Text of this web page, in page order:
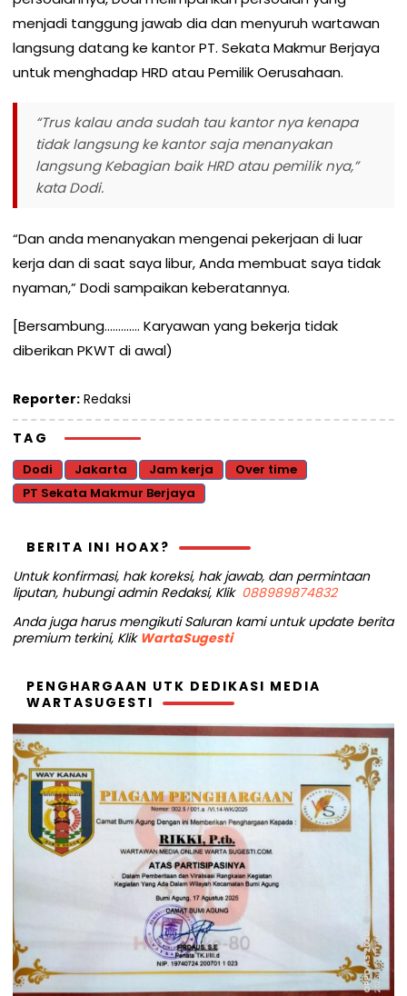
menjadi tanggung jawab dia dan menyuruh wartawan
langsung datang ke kantor PT. Sekata Makmur Berjaya
untuk menghadap HRD atau Pemilik Oerusahaan.
“Trus kalau anda sudah tau kantor nya kenapa
tidak langsung ke kantor saja menanyakan
langsung Kebagian baik HRD atau pemilik nya,”
kata Dodi.
“Dan anda menanyakan mengenai pekerjaan di luar
kerja dan di saat saya libur, Anda membuat saya tidak
nyaman,” Dodi sampaikan keberatannya.
[Bersambung…………. Karyawan yang bekerja tidak
diberikan PKWT di awal)
Reporter: Redaksi
TAG
Dodi Jakarta Jam kerja
Over time
PT Sekata Makmur Berjaya
BERITA INI HOAX?
Untuk konfirmasi, hak koreksi, hak jawab, dan permintaan
liputan, hubungi admin Redaksi, Klik 088989874832
Anda juga harus mengikuti Saluran kami untuk update berita
premium terkini, Klik WartaSugesti
PENGHARGAAN UTK DEDIKASI MEDIA
WARTASUGESTI